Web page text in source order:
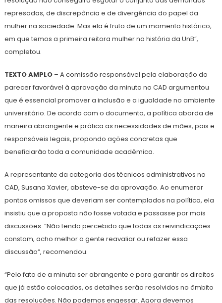
represadas, de discrepância e de divergência do papel da
mulher na sociedade. Mas ela é fruto de um momento histórico,
em que temos a primeira reitora mulher na história da UnB”,
completou.
TEXTO AMPLO– A comissão responsável pela elaboração do
parecer favorável à aprovação da minuta no CAD argumentou
que é essencial promover a inclusão e a igualdade no ambiente
universitário. De acordo com o documento, a política aborda de
maneira abrangente e prática as necessidades de mães, pais e
responsáveis legais, propondo ações concretas que
beneficiarão toda a comunidade acadêmica.
A representante da categoria dos técnicos administrativos no
CAD, Susana Xavier, absteve-se da aprovação. Ao enumerar
pontos omissos que deveriam ser contemplados na política, ela
insistiu que a proposta não fosse votada e passasse por mais
discussões. “Não tendo percebido que todas as reivindicações
constam, acho melhor a gente reavaliar ou refazer essa
discussão”, recomendou.
“Pelo fato de a minuta ser abrangente e para garantir os direitos
que já estão colocados, os detalhes serão resolvidos no âmbito
das resoluções. Não podemos engessar. Agora devemos